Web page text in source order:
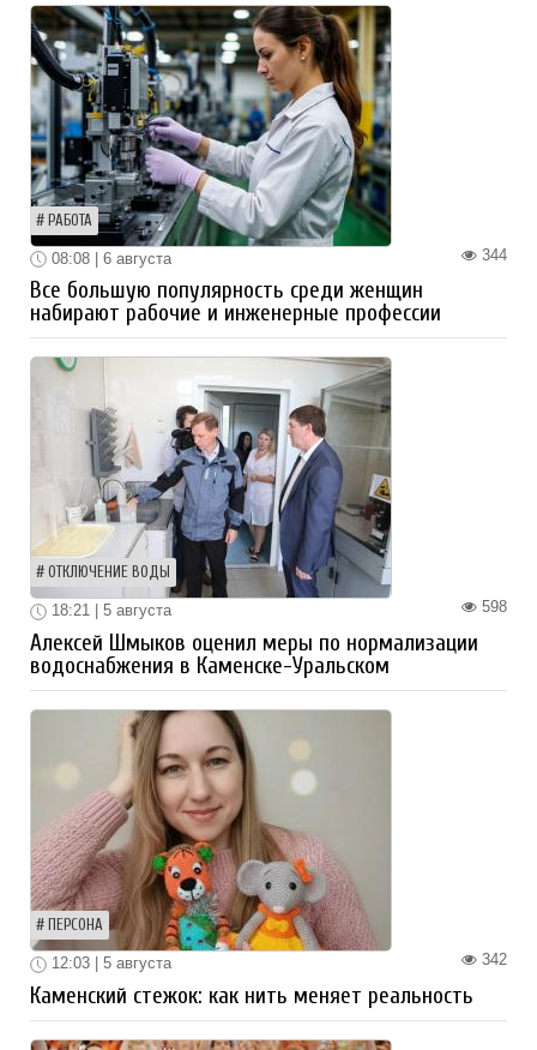
РАБОТА
344
08:08 | 6 августа
Все большую популярность среди женщин
набирают рабочие и инженерные профессии
ОТКЛЮЧЕНИЕ ВОДЫ
598
18:21 | 5 августа
Алексей Шмыков оценил меры по нормализации
водоснабжения в Каменске-Уральском
ПЕРСОНА
342
12:03 | 5 августа
Каменский стежок: как нить меняет реальность